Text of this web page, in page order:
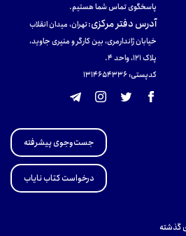
پاسخگوی تماس شما هستیم.
آدرس دفتر مرکزی:تهران، میدان انقلاب
خیابان ژاندارمری، بین کارگر و منیری جاوید،
پلاک 121، واحد ۴.
کدپستی: 131465433۶
گذشته
جست‌وجوی پیشرفته
درخواست کتاب نایاب